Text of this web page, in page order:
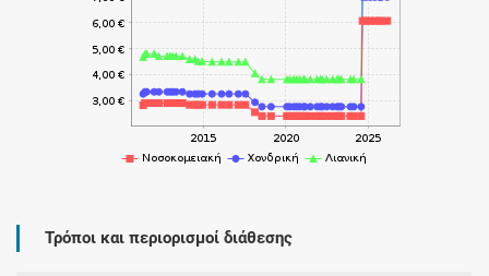
Τρόποι και περιορισμοί διάθεσης